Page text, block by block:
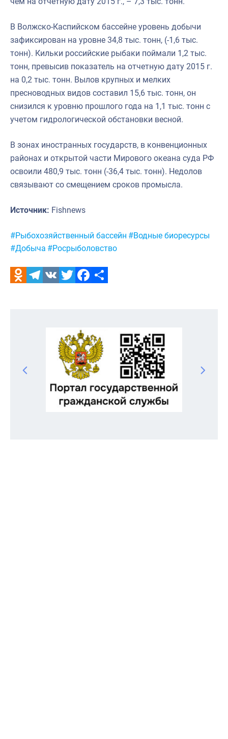
В Волжско-Каспийском бассейне уровень добычи
зафиксирован на уровне 34,8 тыс. тонн, (-1,6 тыс.
тонн). Кильки российские рыбаки поймали 1,2 тыс.
тонн, превысив показатель на отчетную дату 2015 г.
на 0,2 тыс. тонн. Вылов крупных и мелких
пресноводных видов составил 15,6 тыс. тонн, он
снизился к уровню прошлого года на 1,1 тыс. тонн с
учетом гидрологической обстановки весной.
В зонах иностранных государств, в конвенционных
районах и открытой части Мирового океана суда РФ
освоили 480,9 тыс. тонн (-36,4 тыс. тонн). Недолов
связывают со смещением сроков промысла.
Источник: Fishnews
Метки:
#Рыбохозяйственный бассейн #Водные биоресурсы
#Добыча #Росрыболовство